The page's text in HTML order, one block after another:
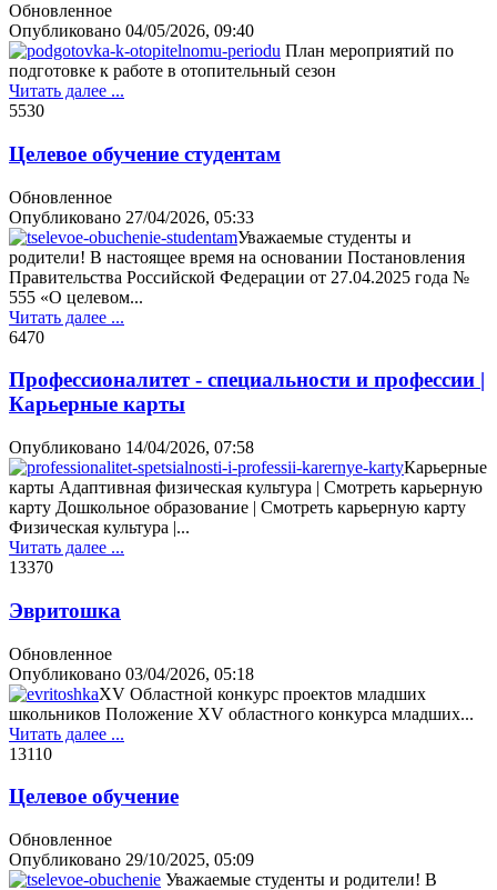
Обновленное
Опубликовано 04/05/2026, 09:40
План мероприятий по
подготовке к работе в отопительный сезон
Читать далее ...
5530
Целевое обучение студентам
Обновленное
Опубликовано 27/04/2026, 05:33
Уважаемые студенты и
родители! В настоящее время на основании Постановления
Правительства Российской Федерации от 27.04.2025 года №
555 «О целевом...
Читать далее ...
6470
Профессионалитет - специальности и профессии |
Карьерные карты
Опубликовано 14/04/2026, 07:58
Карьерные
карты Адаптивная физическая культура | Смотреть карьерную
карту Дошкольное образование | Смотреть карьерную карту
Физическая культура |...
Читать далее ...
13370
Эвритошка
Обновленное
Опубликовано 03/04/2026, 05:18
XV Областной конкурс проектов младших
школьников Положение XV областного конкурса младших...
Читать далее ...
13110
Целевое обучение
Обновленное
Опубликовано 29/10/2025, 05:09
Уважаемые студенты и родители! В